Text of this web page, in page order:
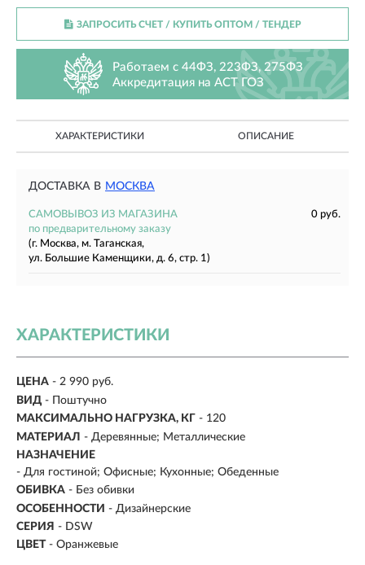
ЗАПРОСИТЬ СЧЕТ / КУПИТЬ ОПТОМ / ТЕНДЕР
Работаем с 44ФЗ, 223ФЗ, 275ФЗ
Аккредитация на АСТ ГОЗ
ХАРАКТЕРИСТИКИ ОПИСАНИЕ
ДОСТАВКА В МОСКВА
САМОВЫВОЗ ИЗ МАГАЗИНА
0 руб.
по предварительному заказу
(г. Москва, м. Таганская,
ул. Большие Каменщики, д. 6, стр. 1)
ХАРАКТЕРИСТИКИ
ЦЕНА - 2 990 руб.
ВИД - Поштучно
МАКСИМАЛЬНО НАГРУЗКА, КГ - 120
МАТЕРИАЛ - Деревянные; Металлические
НАЗНАЧЕНИЕ
- Для гостиной; Офисные; Кухонные; Обеденные
ОБИВКА - Без обивки
ОСОБЕННОСТИ - Дизайнерские
СЕРИЯ - DSW
ЦВЕТ - Оранжевые